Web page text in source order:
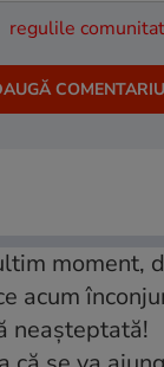
regulile